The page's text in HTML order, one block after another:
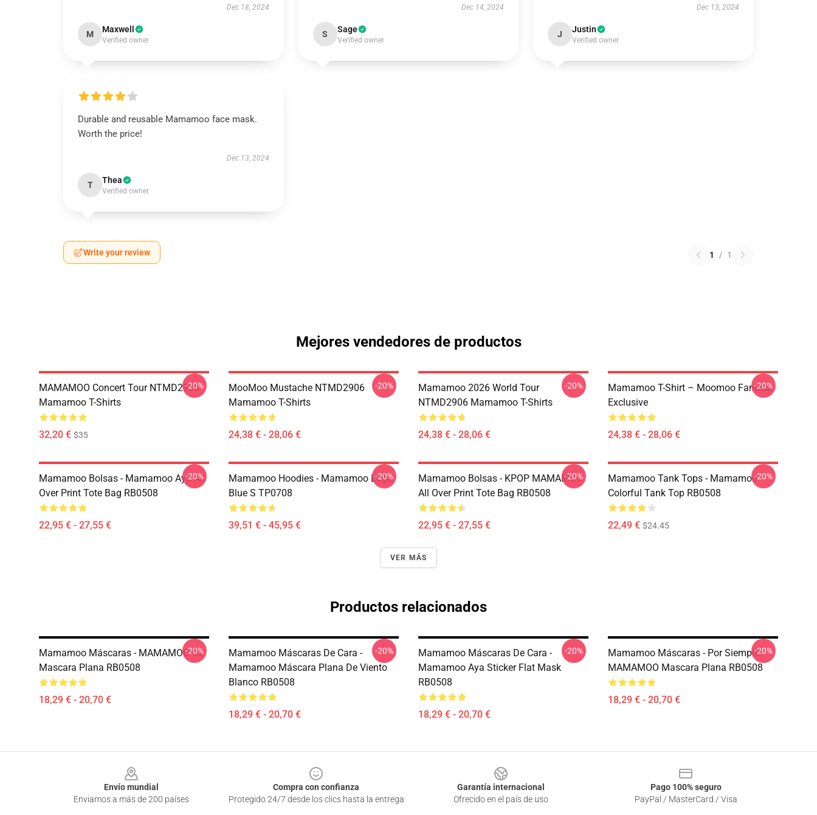
Dec 18, 2024
M Maxwell
Verified owner
Dec 14, 2024
S Sage
Verified owner
Dec 13, 2024
J Justin
Verified owner
Durable and reusable Mamamoo face mask.
Worth the price!
Dec 13, 2024
T Thea
Verified owner
Write your review 1 / 1
Mejores vendedores de productos
MAMAMOO Concert Tour NTMD2906
Mamamoo T-Shirts
32,20 € $35
-20%
MooMoo Mustache NTMD2906
Mamamoo T-Shirts
24,38 € - 28,06 €
-20%
Mamamoo 2026 World Tour
NTMD2906 Mamamoo T-Shirts
24,38 € - 28,06 €
-20%
Mamamoo T-Shirt – Moomoo Fanclub
Exclusive
24,38 € - 28,06 €
-20%
Mamamoo Bolsas - Mamamoo Aya All
Over Print Tote Bag RB0508
22,95 € - 27,55 €
-20%
Mamamoo Hoodies - Mamamoo Logo
Blue S TP0708
39,51 € - 45,95 €
-20%
Mamamoo Bolsas - KPOP MAMAMOO
All Over Print Tote Bag RB0508
22,95 € - 27,55 €
-20%
Mamamoo Tank Tops - Mamamoo
Colorful Tank Top RB0508
22,49 € $24.45
-20%
VER MÁS
Productos relacionados
Mamamoo Máscaras - MAMAMOO 02
Mascara Plana RB0508
18,29 € - 20,70 €
-20%
Mamamoo Máscaras De Cara -
Mamamoo Máscara Plana De Viento
Blanco RB0508
18,29 € - 20,70 €
-20%
Mamamoo Máscaras De Cara -
Mamamoo Aya Sticker Flat Mask
RB0508
18,29 € - 20,70 €
-20%
Mamamoo Máscaras - Por Siempre
MAMAMOO Mascara Plana RB0508
18,29 € - 20,70 €
-20%
Envío mundial
Enviamos a más de 200 países
Compra con confianza
Protegido 24/7 desde los clics hasta la entrega
Garantía internacional
Ofrecido en el país de uso
Pago 100% seguro
PayPal / MasterCard / Visa